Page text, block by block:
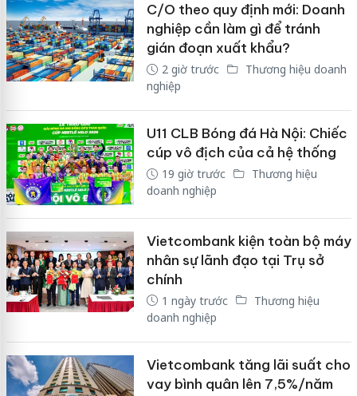
C/O theo quy định mới: Doanh
nghiệp cần làm gì để tránh
gián đoạn xuất khẩu?
2 giờ trước
Thương hiệu doanh
nghiệp
U11 CLB Bóng đá Hà Nội: Chiếc
cúp vô địch của cả hệ thống
19 giờ trước
Thương hiệu
doanh nghiệp
Vietcombank kiện toàn bộ máy
nhân sự lãnh đạo tại Trụ sở
chính
1 ngày trước
Thương hiệu
doanh nghiệp
Vietcombank tăng lãi suất cho
vay bình quân lên 7,5%/năm